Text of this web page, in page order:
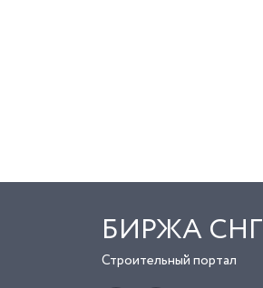
БИРЖА СНГ
Строительный портал